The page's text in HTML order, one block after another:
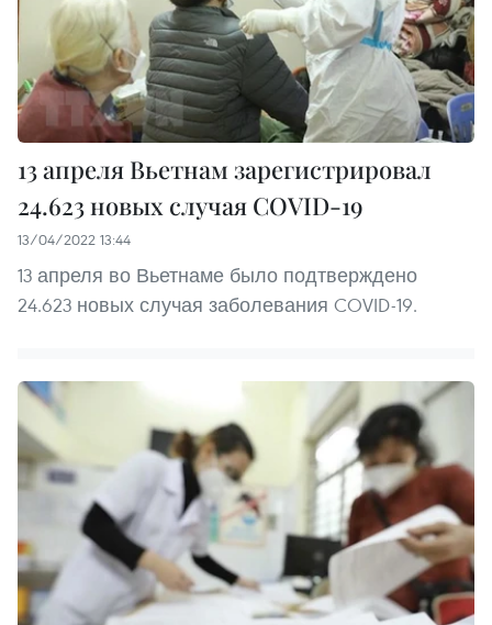
13 апреля Вьетнам зарегистрировал
24.623 новых случая COVID-19
13/04/2022 13:44
13 апреля во Вьетнаме было подтверждено
24.623 новых случая заболевания COVID-19.